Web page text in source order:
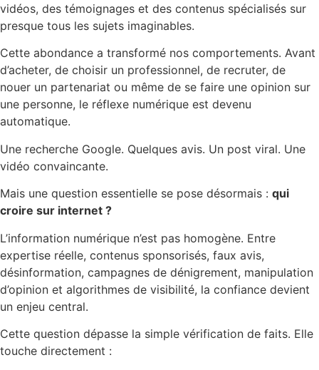
vidéos, des témoignages et des contenus spécialisés sur
presque tous les sujets imaginables.
Cette abondance a transformé nos comportements. Avant
d’acheter, de choisir un professionnel, de recruter, de
nouer un partenariat ou même de se faire une opinion sur
une personne, le réflexe numérique est devenu
automatique.
Une recherche Google. Quelques avis. Un post viral. Une
vidéo convaincante.
Mais une question essentielle se pose désormais : qui
croire sur internet ?
L’information numérique n’est pas homogène. Entre
expertise réelle, contenus sponsorisés, faux avis,
désinformation, campagnes de dénigrement, manipulation
d’opinion et algorithmes de visibilité, la confiance devient
un enjeu central.
Cette question dépasse la simple vérification de faits. Elle
touche directement :